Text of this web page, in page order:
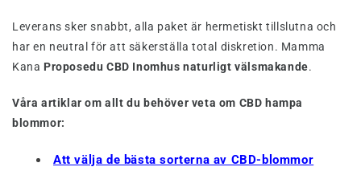
Leverans sker snabbt, alla paket är hermetiskt tillslutna och
har en neutral för att säkerställa total diskretion. Mamma
Kana Proposedu CBD Inomhus naturligt välsmakande.
Våra artiklar om allt du behöver veta om CBD hampa
blommor:
Att välja de bästa sorterna av CBD-blommor